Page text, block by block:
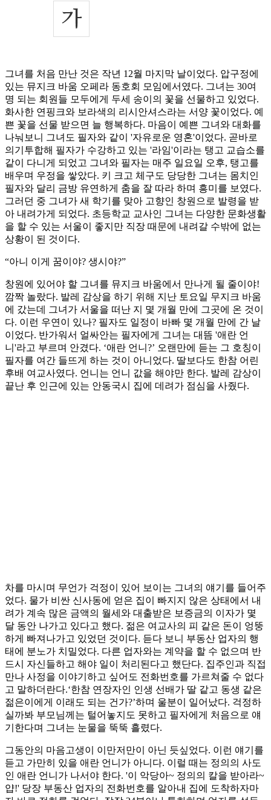
그녀를 처음 만난 것은 작년 12월 마지막 날이었다. 압구정에
있는 뮤지크 바움 오페라 동호회 모임에서였다. 그녀는 30여
명 되는 회원들 모두에게 두세 송이의 꽃을 선물하고 있었다.
화사한 연핑크와 보라색의 리시안셔스라는 서양 꽃이었다. 예
쁜 꽃을 선물 받으면 늘 행복하다. 마음이 예쁜 그녀와 대화를
나눠보니 그녀도 필자와 같이 '자유로운 영혼'이었다. 곧바로
의기투합해 필자가 수강하고 있는 '라임'이라는 탱고 교습소를
같이 다니게 되었고 그녀와 필자는 매주 일요일 오후, 탱고를
배우며 우정을 쌓았다. 키 크고 체구도 당당한 그녀는 몸치인
필자와 달리 금방 유연하게 춤을 잘 따라 하며 흥미를 보였다.
그러던 중 그녀가 새 학기를 맞아 고향인 창원으로 발령을 받
아 내려가게 되었다. 초등학교 교사인 그녀는 다양한 문화생활
을 할 수 있는 서울이 좋지만 직장 때문에 내려갈 수밖에 없는
상황이 된 것이다.
“아니 이게 꿈이야? 생시야?”
창원에 있어야 할 그녀를 뮤지크 바움에서 만나게 될 줄이야!
깜짝 놀랐다. 발레 감상을 하기 위해 지난 토요일 무지크 바움
에 갔는데 그녀가 서울을 떠난 지 몇 개월 만에 그곳에 온 것이
다. 이런 우연이 있나? 필자도 일정이 바빠 몇 개월 만에 간 날
이었다. 반가워서 얼싸안는 필자에게 그녀는 대뜸 '애란 언
니'라고 부르며 안겼다. ‘애란 언니?’ 오랜만에 듣는 그 호칭이
필자를 여간 들뜨게 하는 것이 아니었다. 딸보다도 한참 어린
후배 여교사였다. 언니는 언니 값을 해야만 한다. 발레 감상이
끝난 후 인근에 있는 안동국시 집에 데려가 점심을 사줬다.
차를 마시며 무언가 걱정이 있어 보이는 그녀의 얘기를 들어주
었다. 물가 비싼 신사동에 얻은 집이 빠지지 않은 상태에서 내
려가 계속 많은 금액의 월세와 대출받은 보증금의 이자가 몇
달 동안 나가고 있다고 했다. 젊은 여교사의 피 같은 돈이 엉뚱
하게 빠져나가고 있었던 것이다. 듣다 보니 부동산 업자의 행
태에 분노가 치밀었다. 다른 업자와는 계약을 할 수 없으며 반
드시 자신들하고 해야 일이 처리된다고 했단다. 집주인과 직접
만나 사정을 이야기하고 싶어도 전화번호를 가르쳐줄 수 없다
고 말하더란다.‘한참 연장자인 인생 선배가 딸 같고 동생 같은
젊은이에게 이래도 되는 건가?’하며 울분이 일어났다. 걱정하
실까봐 부모님께는 털어놓지도 못하고 필자에게 처음으로 얘
기한다며 그녀는 눈물을 뚝뚝 흘렸다.
그동안의 마음고생이 이만저만이 아닌 듯싶었다. 이런 얘기를
듣고 가만히 있을 애란 언니가 아니다. 이럴 때는 정의의 사도
인 애란 언니가 나서야 한다. '이 악당아~ 정의의 칼을 받아라~
얍!' 당장 부동산 업자의 전화번호를 알아내 집에 도착하자마